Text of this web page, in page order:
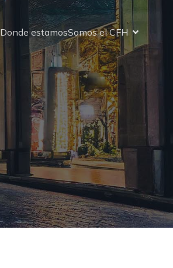
Donde estamosSomos el CFH